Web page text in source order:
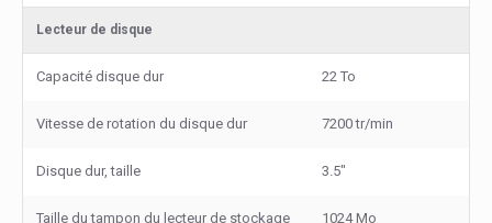
Lecteur de disque
Capacité disque dur 22 To
Vitesse de rotation du disque dur 7200 tr/min
Disque dur, taille 3.5"
Taille du tampon du lecteur de stockage 1024 Mo